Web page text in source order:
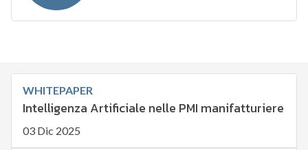
WHITEPAPER
Intelligenza Artificiale nelle PMI manifatturiere
03 Dic 2025